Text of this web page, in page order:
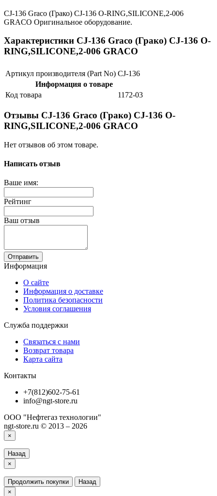
CJ-136 Graco (Грако) CJ-136 O-RING,SILICONE,2-006
GRACO Оригинальное оборудование.
Характеристики CJ-136 Graco (Грако) CJ-136 O-
RING,SILICONE,2-006 GRACO
Артикул производителя (Part No) CJ-136
Информация о товаре
Код товара
1172-03
Отзывы CJ-136 Graco (Грако) CJ-136 O-
RING,SILICONE,2-006 GRACO
Нет отзывов об этом товаре.
Написать отзыв
Ваше имя:
Рейтинг
Ваш отзыв
Отправить
Информация
О сайте
Информация о доставке
Политика безопасности
Условия соглашения
Служба поддержки
Связаться с нами
Возврат товара
Карта сайта
Контакты
+7(812)602-75-61
info@ngt-store.ru
ООО "Нефтегаз технологии"
ngt-store.ru © 2013 – 2026
×
Назад
×
Продолжить покупки
Назад
×